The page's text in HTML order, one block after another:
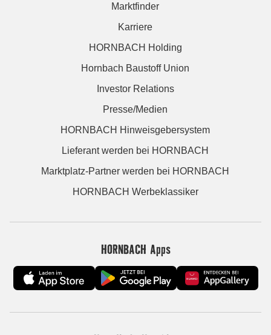
Marktfinder
Karriere
HORNBACH Holding
Hornbach Baustoff Union
Investor Relations
Presse/Medien
HORNBACH Hinweisgebersystem
Lieferant werden bei HORNBACH
Marktplatz-Partner werden bei HORNBACH
HORNBACH Werbeklassiker
HORNBACH Apps